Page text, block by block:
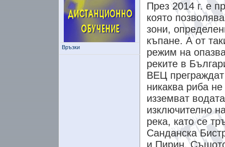
Връзки
През 2014 г. е
която
зони,
къпане. А от
режим на
реките в
ВЕЦ преграждат
никаква риба
изземват
изключително
река, като се
Санданска
и Пирин.